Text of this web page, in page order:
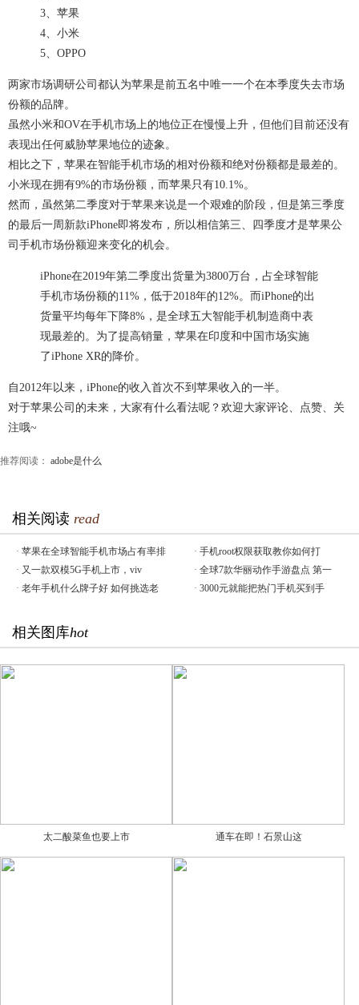
3、苹果
4、小米
5、OPPO
两家市场调研公司都认为苹果是前五名中唯一一个在本季度失去市场
份额的品牌。
虽然小米和OV在手机市场上的地位正在慢慢上升，但他们目前还没有
表现出任何威胁苹果地位的迹象。
相比之下，苹果在智能手机市场的相对份额和绝对份额都是最差的。
小米现在拥有9%的市场份额，而苹果只有10.1%。
然而，虽然第二季度对于苹果来说是一个艰难的阶段，但是第三季度
的最后一周新款iPhone即将发布，所以相信第三、四季度才是苹果公
司手机市场份额迎来变化的机会。
iPhone在2019年第二季度出货量为3800万台，占全球智能
手机市场份额的11%，低于2018年的12%。而iPhone的出
货量平均每年下降8%，是全球五大智能手机制造商中表
现最差的。为了提高销量，苹果在印度和中国市场实施
了iPhone XR的降价。
自2012年以来，iPhone的收入首次不到苹果收入的一半。
对于苹果公司的未来，大家有什么看法呢？欢迎大家评论、点赞、关
注哦~
推荐阅读： adobe是什么
相关阅读 read
· 苹果在全球智能手机市场占有率排 · 手机root权限获取教你如何打
· 又一款双模5G手机上市，viv · 全球7款华丽动作手游盘点 第一
· 老年手机什么牌子好 如何挑选老 · 3000元就能把热门手机买到手
相关图库hot
太二酸菜鱼也要上市 通车在即！石景山这